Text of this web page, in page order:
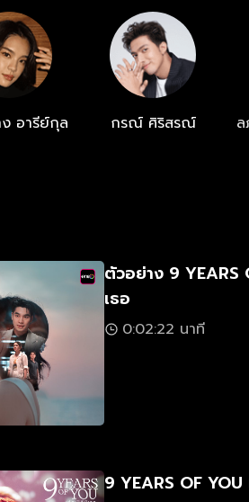
อารีย์กุล กรณ์ ศิริสรณ์
ตัวอย่าง 9 YEARS
เธอ
0:02:22 นาที
9 YEARS OF